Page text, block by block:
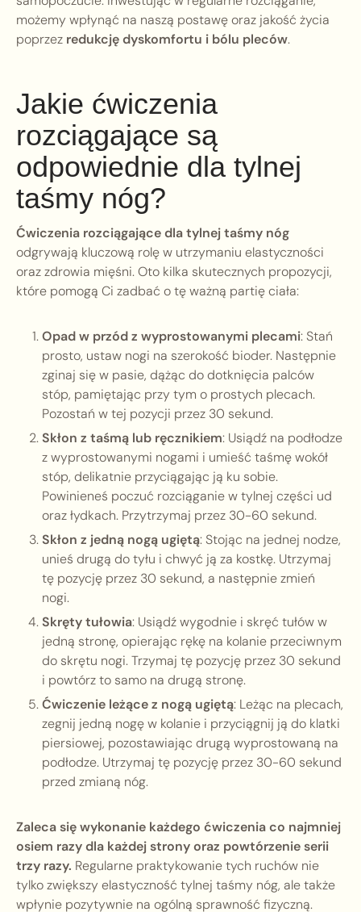
możemy wpłynąć na naszą postawę oraz jakość życia
poprzez redukcję dyskomfortu i bólu pleców.
Jakie ćwiczenia
rozciągające są
odpowiednie dla tylnej
taśmy nóg?
Ćwiczenia rozciągające dla tylnej taśmy nóg
odgrywają kluczową rolę w utrzymaniu elastyczności
oraz zdrowia mięśni. Oto kilka skutecznych propozycji,
które pomogą Ci zadbać o tę ważną partię ciała:
Opad w przód z wyprostowanymi plecami: Stań
prosto, ustaw nogi na szerokość bioder. Następnie
zginaj się w pasie, dążąc do dotknięcia palców
stóp, pamiętając przy tym o prostych plecach.
Pozostań w tej pozycji przez 30 sekund.
Skłon z taśmą lub ręcznikiem: Usiądź na podłodze
z wyprostowanymi nogami i umieść taśmę wokół
stóp, delikatnie przyciągając ją ku sobie.
Powinieneś poczuć rozciąganie w tylnej części ud
oraz łydkach. Przytrzymaj przez 30-60 sekund.
Skłon z jedną nogą ugiętą: Stojąc na jednej nodze,
unieś drugą do tyłu i chwyć ją za kostkę. Utrzymaj
tę pozycję przez 30 sekund, a następnie zmień
nogi.
Skręty tułowia: Usiądź wygodnie i skręć tułów w
jedną stronę, opierając rękę na kolanie przeciwnym
do skrętu nogi. Trzymaj tę pozycję przez 30 sekund
i powtórz to samo na drugą stronę.
Ćwiczenie leżące z nogą ugiętą: Leżąc na plecach,
zegnij jedną nogę w kolanie i przyciągnij ją do klatki
piersiowej, pozostawiając drugą wyprostowaną na
podłodze. Utrzymaj tę pozycję przez 30-60 sekund
przed zmianą nóg.
Zaleca się wykonanie każdego ćwiczenia co najmniej
osiem razy dla każdej strony oraz powtórzenie serii
trzy razy. Regularne praktykowanie tych ruchów nie
tylko zwiększy elastyczność tylnej taśmy nóg, ale także
wpłynie pozytywnie na ogólną sprawność fizyczną.